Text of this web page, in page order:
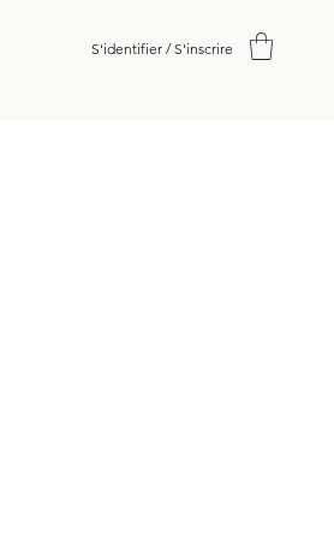
S'identifier / S'inscrire